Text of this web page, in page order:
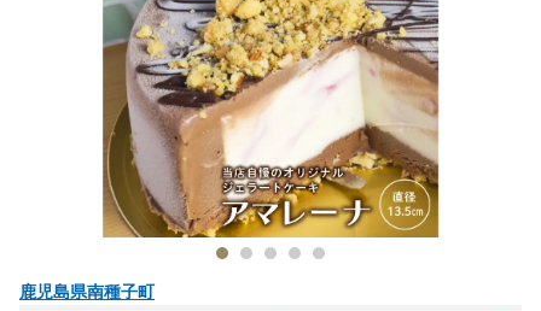
鹿児島県南種子町